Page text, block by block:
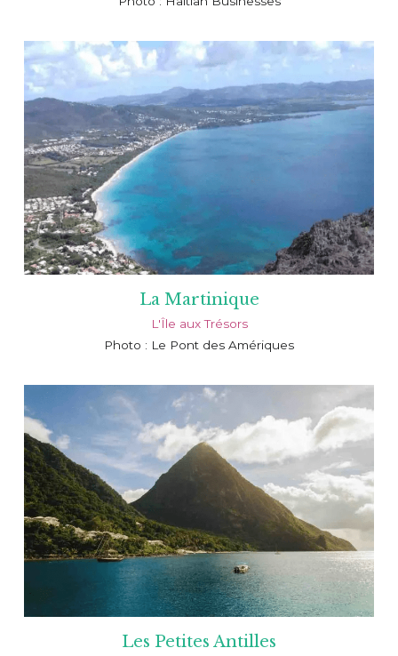
La Martinique
L'Île aux Trésors
Photo : Le Pont des Amériques
Les Petites Antilles